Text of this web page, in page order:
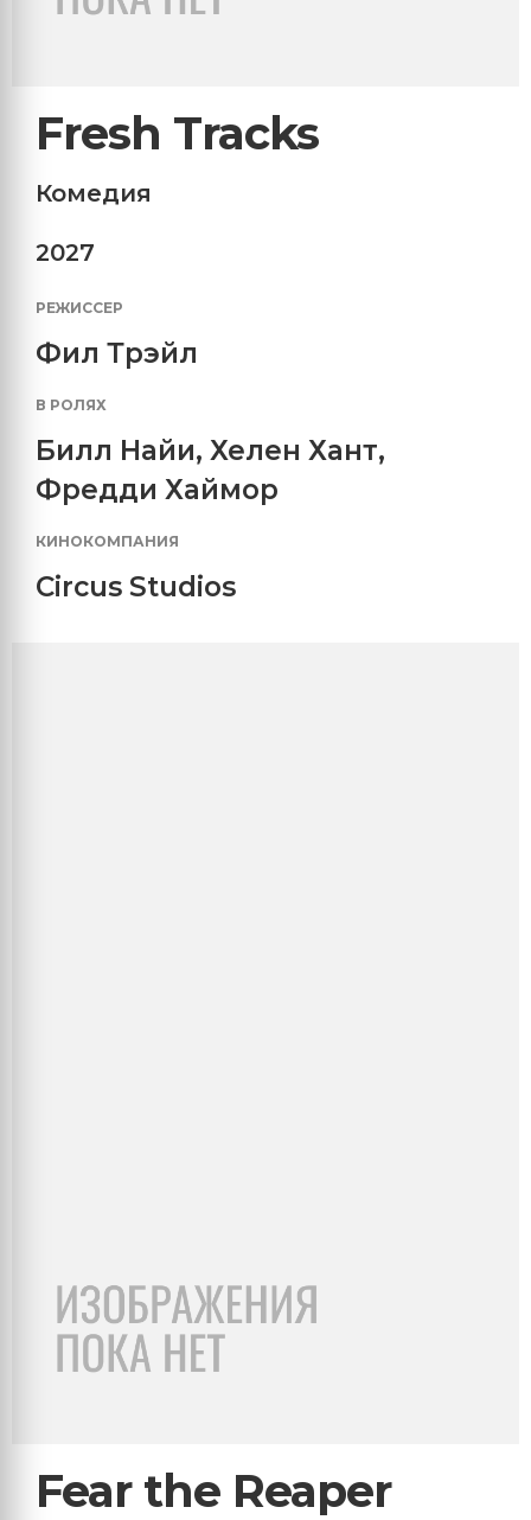
Fresh Tracks
Комедия
2027
РЕЖИССЕР
Фил Трэйл
В РОЛЯХ
Билл Найи, Хелен Хант,
Фредди Хаймор
КИНОКОМПАНИЯ
Circus Studios
Fear the Reaper